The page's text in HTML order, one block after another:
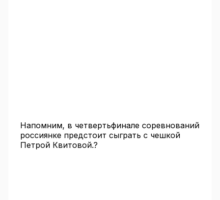
Напомним, в четвертьфинале соревнований
россиянке предстоит сыграть с чешкой
Петрой Квитовой.?